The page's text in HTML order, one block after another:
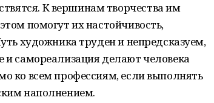
К вершинам творчества им
помогут их настойчивость,
художника труден и непредсказуем,
и самореализация делают человека
ко всем профессиям, если выполнять
наполнением.